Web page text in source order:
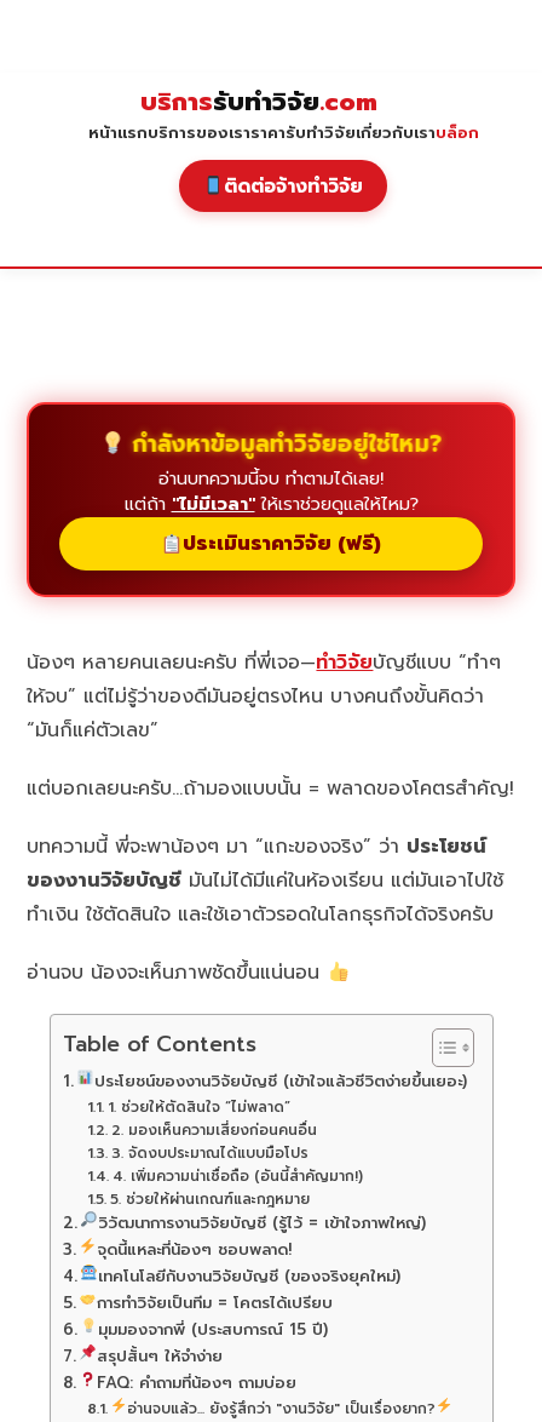
บริการรับทำวิจัย.com
หน้าแรกบริการของเราราคารับทำวิจัยเกี่ยวกับเราบล็อก
ติดต่อจ้างทำวิจัย
กำลังหาข้อมูลทำวิจัยอยู่ใช่ไหม?
อ่านบทความนี้จบ ทำตามได้เลย!
แต่ถ้า "ไม่มีเวลา"ให้เราช่วยดูแลให้ไหม?
ประเมินราคาวิจัย (ฟรี)
น้องๆ หลายคนเลยนะครับ ที่พี่เจอ—ทำวิจัยบัญชีแบบ “ทำๆ
ให้จบ” แต่ไม่รู้ว่าของดีมันอยู่ตรงไหน บางคนถึงขั้นคิดว่า
“มันก็แค่ตัวเลข”
แต่บอกเลยนะครับ…ถ้ามองแบบนั้น = พลาดของโคตรสำคัญ!
บทความนี้ พี่จะพาน้องๆ มา “แกะของจริง” ว่า ประโยชน์
ของงานวิจัยบัญชี มันไม่ได้มีแค่ในห้องเรียน แต่มันเอาไปใช้
ทำเงิน ใช้ตัดสินใจ และใช้เอาตัวรอดในโลกธุรกิจได้จริงครับ
อ่านจบ น้องจะเห็นภาพชัดขึ้นแน่นอน
Table of Contents
ประโยชน์ของงานวิจัยบัญชี (เข้าใจแล้วชีวิตง่ายขึ้นเยอะ)
1. ช่วยให้ตัดสินใจ “ไม่พลาด”
2. มองเห็นความเสี่ยงก่อนคนอื่น
3. จัดงบประมาณได้แบบมือโปร
4. เพิ่มความน่าเชื่อถือ (อันนี้สำคัญมาก!)
5. ช่วยให้ผ่านเกณฑ์และกฎหมาย
วิวัฒนาการงานวิจัยบัญชี (รู้ไว้ = เข้าใจภาพใหญ่)
จุดนี้แหละที่น้องๆ ชอบพลาด!
เทคโนโลยีกับงานวิจัยบัญชี (ของจริงยุคใหม่)
การทำวิจัยเป็นทีม = โคตรได้เปรียบ
มุมมองจากพี่ (ประสบการณ์ 15 ปี)
สรุปสั้นๆ ให้จำง่าย
FAQ: คำถามที่น้องๆ ถามบ่อย
อ่านจบแล้ว... ยังรู้สึกว่า "งานวิจัย" เป็นเรื่องยาก?